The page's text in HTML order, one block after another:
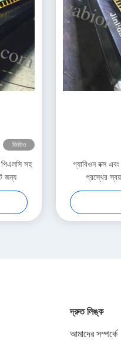
ভিডিও
সহ
জন্য
গ্যাবিওন বক্স
প্রস্থের
দ্রুত লিঙ্ক
আমাদের সম্পর্কে